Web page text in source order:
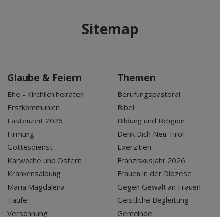
Sitemap
Glaube & Feiern
Ehe - Kirchlich heiraten
Erstkommunion
Fastenzeit 2026
Firmung
Gottesdienst
Karwoche und Ostern
Krankensalbung
Maria Magdalena
Taufe
Versöhnung
Themen
Berufungspastoral
Bibel
Bildung und Religion
Denk Dich Neu Tirol
Exerzitien
Franziskusjahr 2026
Frauen in der Diözese
Gegen Gewalt an Frauen
Geistliche Begleitung
Gemeinde